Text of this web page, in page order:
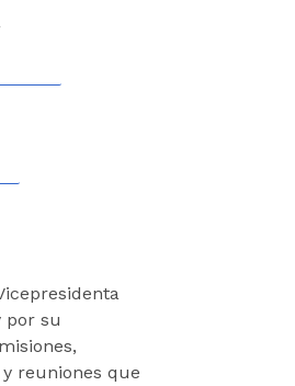
por su
reuniones que